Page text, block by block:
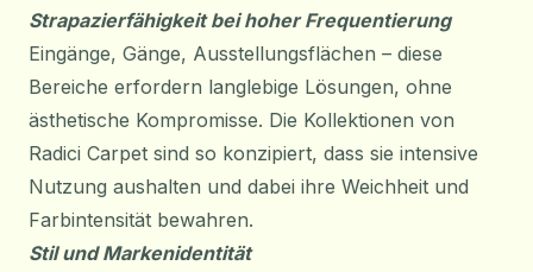
Strapazierfähigkeit bei hoher Frequentierung
Eingänge, Gänge, Ausstellungsflächen – diese
Bereiche erfordern langlebige Lösungen, ohne
ästhetische Kompromisse. Die Kollektionen von
Radici Carpet sind so konzipiert, dass sie intensive
Nutzung aushalten und dabei ihre Weichheit und
Farbintensität bewahren.
Stil und Markenidentität